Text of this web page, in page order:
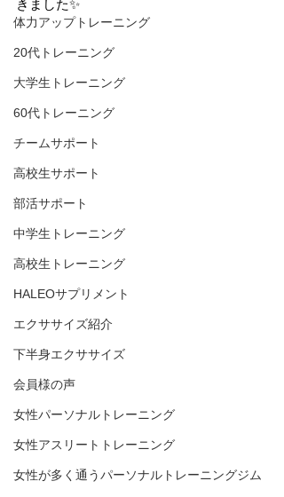
体力アップトレーニング
20代トレーニング
大学生トレーニング
60代トレーニング
チームサポート
高校生サポート
部活サポート
中学生トレーニング
高校生トレーニング
HALEOサプリメント
エクササイズ紹介
下半身エクササイズ
会員様の声
女性パーソナルトレーニング
女性アスリートトレーニング
女性が多く通うパーソナルトレーニングジム
きました✨